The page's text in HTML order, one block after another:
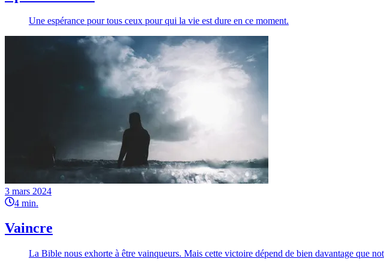
Une espérance pour tous ceux pour qui la vie est dure en ce moment.
3 mars 2024
4 min.
Vaincre
La Bible nous exhorte à être vainqueurs. Mais cette victoire dépend de bien davantage que